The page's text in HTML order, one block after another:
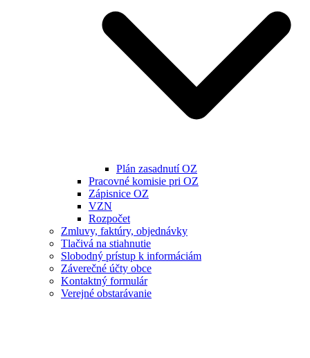
Plán zasadnutí OZ
Pracovné komisie pri OZ
Zápisnice OZ
VZN
Rozpočet
Zmluvy, faktúry, objednávky
Tlačivá na stiahnutie
Slobodný prístup k informáciám
Záverečné účty obce
Kontaktný formulár
Verejné obstarávanie